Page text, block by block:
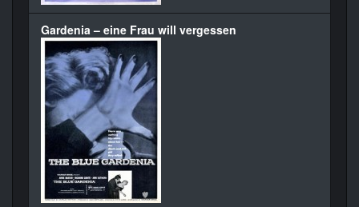
Gardenia – eine Frau will vergessen